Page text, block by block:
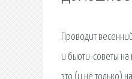
Проводит
и бьюти-советы
это (и не только)